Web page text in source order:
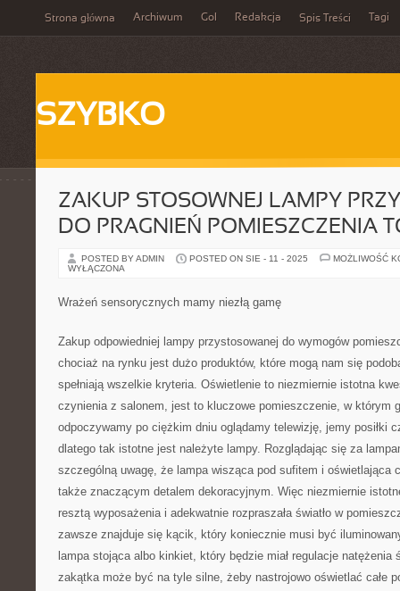
Strona główna Archiwum Gol Redakcja Spis Treści Tagi
SZYBKO
ZAKUP STOSOWNEJ LAMPY
DO PRAGNIEŃ POMIESZCZENIA
POSTED BY ADMIN POSTED ON SIE - 11 - 2025
MOŻLIWOŚĆ
WYŁĄCZONA
Wrażeń sensorycznych mamy niezłą gamę
Zakup odpowiedniej lampy przystosowanej do wymogów
chociaż na rynku jest dużo produktów, które mogą nam się
spełniają wszelkie kryteria. Oświetlenie to niezmiernie istotna
czynienia z salonem, jest to kluczowe pomieszczenie, w którym
odpoczywamy po ciężkim dniu oglądamy telewizję, jemy posiłki
dlatego tak istotne jest należyte lampy. Rozglądając się za
szczególną uwagę, że lampa wisząca pod sufitem i oświetlająca
także znaczącym detalem dekoracyjnym. Więc niezmiernie
resztą wyposażenia i adekwatnie rozpraszała światło w
zawsze znajduje się kącik, który koniecznie musi być
lampa stojąca albo kinkiet, który będzie miał regulacje natężenia
zakątka może być na tyle silne, żeby nastrojowo oświetlać całe